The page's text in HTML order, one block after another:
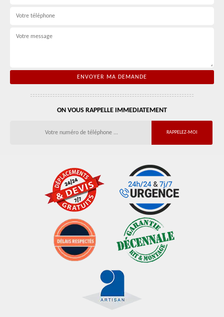
ON VOUS RAPPELLE IMMEDIATEMENT